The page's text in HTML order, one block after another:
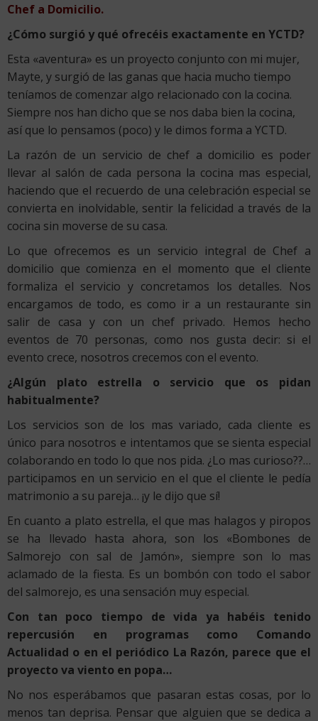
Chef a Domicilio.
¿Cómo surgió y qué ofrecéis exactamente en YCTD?
Esta «aventura» es un proyecto conjunto con mi mujer,
Mayte, y surgió de las ganas que hacia mucho tiempo
teníamos de comenzar algo relacionado con la cocina.
Siempre nos han dicho que se nos daba bien la cocina,
así que lo pensamos (poco) y le dimos forma a YCTD.
La razón de un servicio de chef a domicilio es poder
llevar al salón de cada persona la cocina mas especial,
haciendo que el recuerdo de una celebración especial se
convierta en inolvidable, sentir la felicidad a través de la
cocina sin moverse de su casa.
Lo que ofrecemos es un servicio integral de Chef a
domicilio que comienza en el momento que el cliente
formaliza el servicio y concretamos los detalles. Nos
encargamos de todo, es como ir a un restaurante sin
salir de casa y con un chef privado. Hemos hecho
eventos de 70 personas, como nos gusta decir: si el
evento crece, nosotros crecemos con el evento.
¿Algún plato estrella o servicio que os pidan
habitualmente?
Los servicios son de los mas variado, cada cliente es
único para nosotros e intentamos que se sienta especial
colaborando en todo lo que nos pida. ¿Lo mas curioso??…
participamos en un servicio en el que el cliente le pedía
matrimonio a su pareja… ¡y le dijo que sí!
En cuanto a plato estrella, el que mas halagos y piropos
se ha llevado hasta ahora, son los «Bombones de
Salmorejo con sal de Jamón», siempre son lo mas
aclamado de la fiesta. Es un bombón con todo el sabor
del salmorejo, es una sensación muy especial.
Con tan poco tiempo de vida ya habéis tenido
repercusión en programas como Comando
Actualidad o en el periódico La Razón, parece que el
proyecto va viento en popa…
No nos esperábamos que pasaran estas cosas, por lo
menos tan deprisa. Pensar que alguien que se dedica a